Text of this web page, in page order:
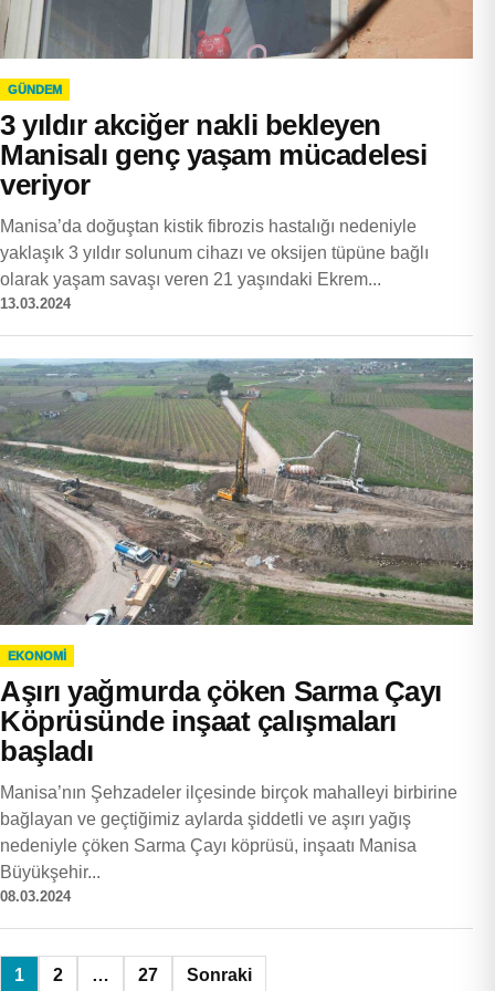
GÜNDEM
3 yıldır akciğer nakli bekleyen
Manisalı genç yaşam mücadelesi
veriyor
Manisa’da doğuştan kistik fibrozis hastalığı nedeniyle
yaklaşık 3 yıldır solunum cihazı ve oksijen tüpüne bağlı
olarak yaşam savaşı veren 21 yaşındaki Ekrem...
13.03.2024
EKONOMI
Aşırı yağmurda çöken Sarma Çayı
Köprüsünde inşaat çalışmaları
başladı
Manisa’nın Şehzadeler ilçesinde birçok mahalleyi birbirine
bağlayan ve geçtiğimiz aylarda şiddetli ve aşırı yağış
nedeniyle çöken Sarma Çayı köprüsü, inşaatı Manisa
Büyükşehir...
08.03.2024
Yazı
1 2 … 27 Sonraki